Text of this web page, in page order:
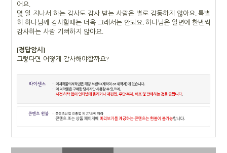
어요
몇 일 지나서 하는 감사도 감사 받는 사람은 별로 감동하지 않아요 특별
히 하나님께 감사할때는 더욱 그래서는 안되요 하나님은 일년에 한번씩
감사하는 사람 기뻐하지 않아요
[정답암시 ]
그렇다면 어떻게 감사해야할까요?